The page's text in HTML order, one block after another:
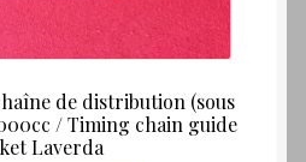
de distribution (sous
/ Timing chain guide
Laverda